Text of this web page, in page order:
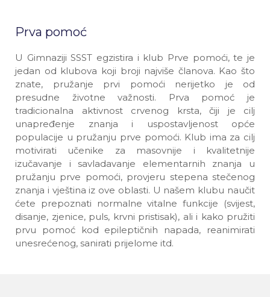
Prva pomoć
U Gimnaziji SSST egzistira i klub Prve pomoći, te je
jedan od klubova koji broji najviše članova. Kao što
znate, pružanje prvi pomoći nerijetko je od
presudne životne važnosti. Prva pomoć je
tradicionalna aktivnost crvenog krsta, čiji je cilj
unapređenje znanja i uspostavljenost opće
populacije u pružanju prve pomoći. Klub ima za cilj
motivirati učenike za masovnije i kvalitetnije
izučavanje i savladavanje elementarnih znanja u
pružanju prve pomoći, provjeru stepena stečenog
znanja i vještina iz ove oblasti. U našem klubu naučit
ćete prepoznati normalne vitalne funkcije (svijest,
disanje, zjenice, puls, krvni pristisak), ali i kako pružiti
prvu pomoć kod epileptičnih napada, reanimirati
unesrećenog, sanirati prijelome itd.